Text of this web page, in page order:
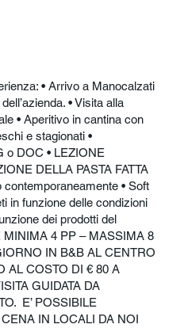
• Arrivo a Manocalzati
• Visita alla
• Aperitivo in cantina con
e stagionati •
o DOC • LEZIONE
DELLA PASTA FATTA
• Soft
in funzione delle condizioni
dei prodotti del
4 PP – MASSIMA 8
IN B&B AL CENTRO
AL COSTO DI € 80 A
GUIDATA DA
E’ POSSIBILE
IN LOCALI DA NOI